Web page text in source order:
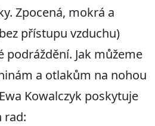
Zpocená, mokrá a
přístupu vzduchu)
podráždění. Jak můžeme
a otlakům na nohou
Kowalczyk poskytuje
rad: